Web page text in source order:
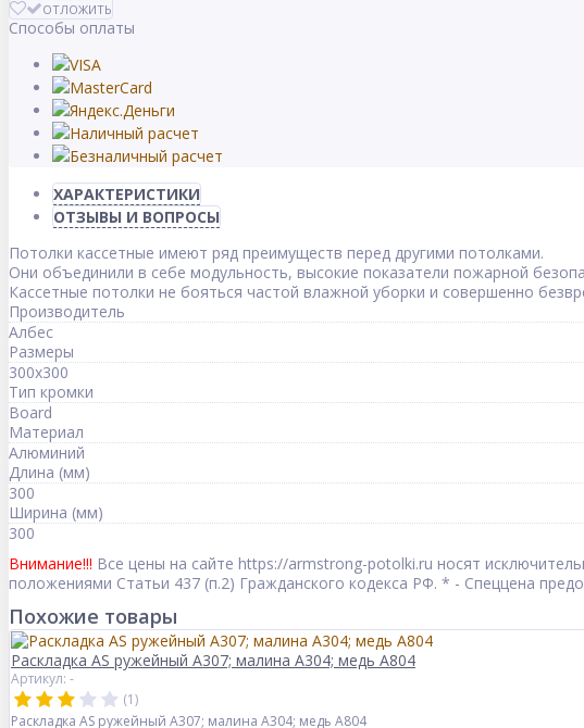
ОТЛОЖИТЬ
Способы оплаты
ХАРАКТЕРИСТИКИ
ОТЗЫВЫ И ВОПРОСЫ
Потолки кассетные имеют ряд преимуществ перед другими потолками.
Они объединили в себе модульность, высокие показатели пожарной
Кассетные потолки не бояться частой влажной уборки и совершенно
Производитель
Албес
Размеры
300x300
Тип кромки
Board
Материал
Алюминий
Длина (мм)
300
Ширина (мм)
300
Внимание!!! Все цены на сайте https://armstrong-potolki.ru носят
положениями Статьи 437 (п.2) Гражданского кодекса РФ. * - Спеццена
Похожие товары
Раскладка AS ружейный А307; малина А304; медь А804
Артикул: -
(1)
Раскладка AS ружейный А307; малина А304; медь А804